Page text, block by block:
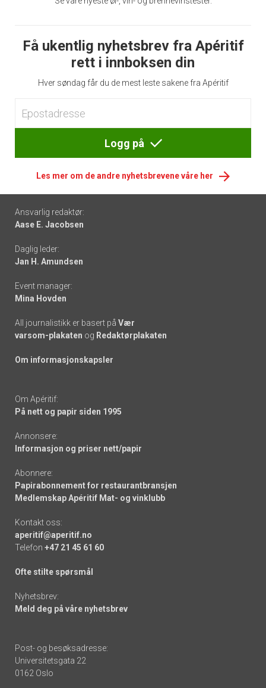
Få ukentlig nyhetsbrev fra Apéritif
rett i innboksen din
Hver søndag får du de mest leste sakene fra Apéritif
Logg på
Les mer om de andre nyhetsbrevene våre her
Footer
-
links
Ansvarlig redaktør:
Aase E. Jacobsen
Daglig leder:
Jan H. Amundsen
Event manager:
Mina Hovden
All journalistikk er basert på Vær
varsom-plakaten og Redaktørplakaten
Om informasjonskapsler
Om Apéritif:
På nett og papir siden 1995
Annonsere:
Informasjon og priser nett/papir
Abonnere:
Papirabonnement for restaurantbransjen
Medlemskap Apéritif Mat- og vinklubb
Kontakt oss:
aperitif@aperitif.no
Telefon +47 21 45 61 60
Ofte stilte spørsmål
Nyhetsbrev:
Meld deg på våre nyhetsbrev
Post- og besøksadresse:
Universitetsgata 22
0162 Oslo